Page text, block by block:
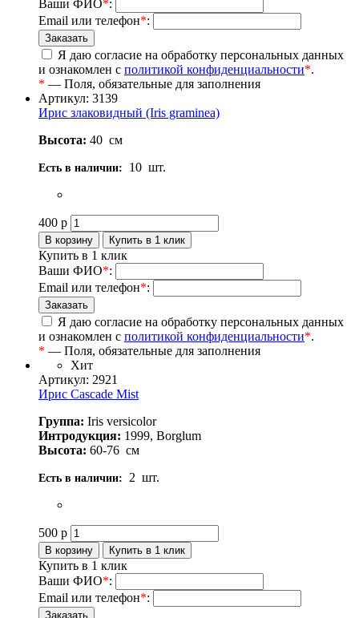
Ваши ФИО*:
Email или телефон*:
Я даю согласие на обработку персональных данных
и ознакомлен с политикой конфиденциальности*.
* — Поля, обязательные для заполнения
Артикул: 3139
Ирис злаковидный (Iris graminea)
Высота: 40 см
Есть в наличии: 10 шт.
400 р
Купить в 1 клик
Ваши ФИО*:
Email или телефон*:
Я даю согласие на обработку персональных данных
и ознакомлен с политикой конфиденциальности*.
* — Поля, обязательные для заполнения
Хит
Артикул: 2921
Ирис Cascade Mist
Группа: Iris versicolor
Интродукция: 1999, Borglum
Высота: 60-76 см
Есть в наличии: 2 шт.
500 р
Купить в 1 клик
Ваши ФИО*:
Email или телефон*: